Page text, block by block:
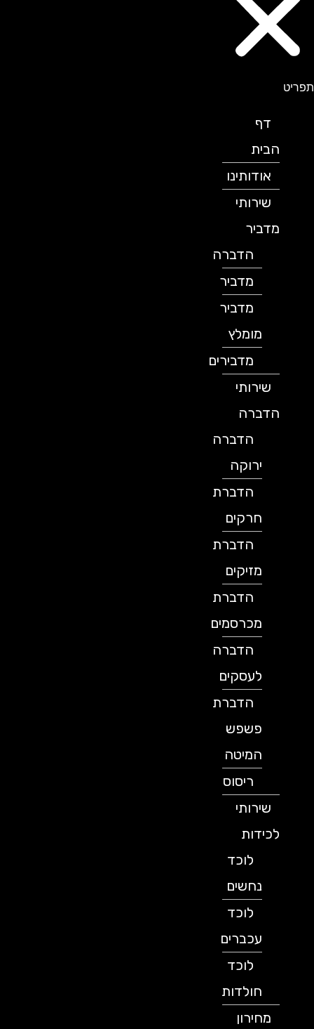
תפריט
דף
הבית
אודותינו
שירותי
מדביר
הדברה
מדביר
מדביר
מומלץ
מדבירים
שירותי
הדברה
הדברה
ירוקה
הדברת
חרקים
הדברת
מזיקים
הדברת
מכרסמים
הדברה
לעסקים
הדברת
פשפש
המיטה
ריסוס
שירותי
לכידות
לוכד
נחשים
לוכד
עכברים
לוכד
חולדות
מחירון